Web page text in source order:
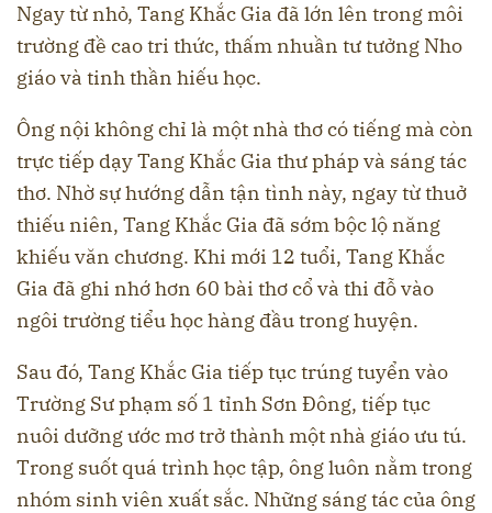
Ngay từ nhỏ, Tang Khắc Gia đã lớn lên trong môi
trường đề cao tri thức, thấm nhuần tư tưởng Nho
giáo và tinh thần hiếu học.
Ông nội không chỉ là một nhà thơ có tiếng mà còn
trực tiếp dạy Tang Khắc Gia thư pháp và sáng tác
thơ. Nhờ sự hướng dẫn tận tình này, ngay từ thuở
thiếu niên, Tang Khắc Gia đã sớm bộc lộ năng
khiếu văn chương. Khi mới 12 tuổi, Tang Khắc
Gia đã ghi nhớ hơn 60 bài thơ cổ và thi đỗ vào
ngôi trường tiểu học hàng đầu trong huyện.
Sau đó, Tang Khắc Gia tiếp tục trúng tuyển vào
Trường Sư phạm số 1 tỉnh Sơn Đông, tiếp tục
nuôi dưỡng ước mơ trở thành một nhà giáo ưu tú.
Trong suốt quá trình học tập, ông luôn nằm trong
nhóm sinh viên xuất sắc. Những sáng tác của ông